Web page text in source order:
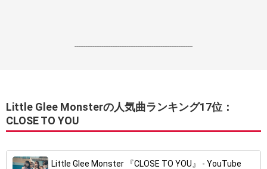
------------------------------------------------------------------
Little Glee Monsterの人気曲ランキング17位：
CLOSE TO YOU
Little Glee Monster 『CLOSE TO YOU』 - YouTube